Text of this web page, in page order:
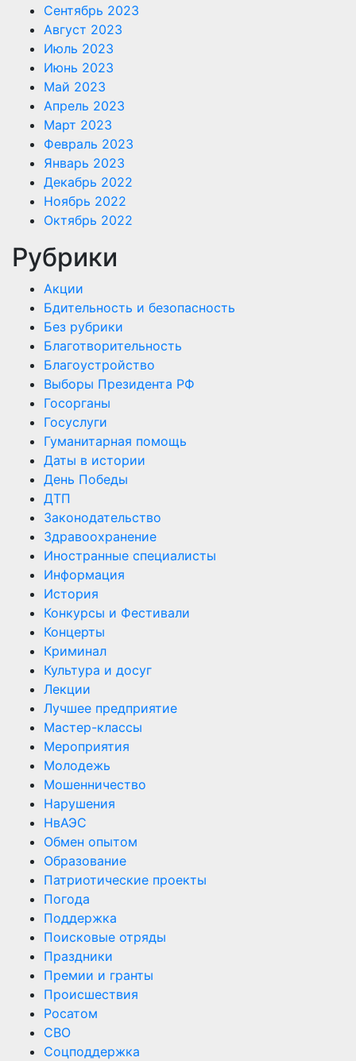
Сентябрь 2023
Август 2023
Июль 2023
Июнь 2023
Май 2023
Апрель 2023
Март 2023
Февраль 2023
Январь 2023
Декабрь 2022
Ноябрь 2022
Октябрь 2022
Рубрики
Акции
Бдительность и безопасность
Без рубрики
Благотворительность
Благоустройство
Выборы Президента РФ
Госорганы
Госуслуги
Гуманитарная помощь
Даты в истории
День Победы
ДТП
Законодательство
Здравоохранение
Иностранные специалисты
Информация
История
Конкурсы и Фестивали
Концерты
Криминал
Культура и досуг
Лекции
Лучшее предприятие
Мастер-классы
Мероприятия
Молодежь
Мошенничество
Нарушения
НвАЭС
Обмен опытом
Образование
Патриотические проекты
Погода
Поддержка
Поисковые отряды
Праздники
Премии и гранты
Происшествия
Росатом
СВО
Соцподдержка